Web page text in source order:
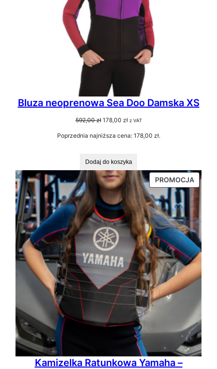
Bluza neoprenowa Sea Doo Damska XS
592,00zł Pierwotna
wynosiła:
178,00 złAktualna
wynosi:
z VAT
Poprzednia najniższa cena: 178,00 zł.
Dodaj do koszyka
PROMOCJA
W
Kamizelka Ratunkowa Yamaha –